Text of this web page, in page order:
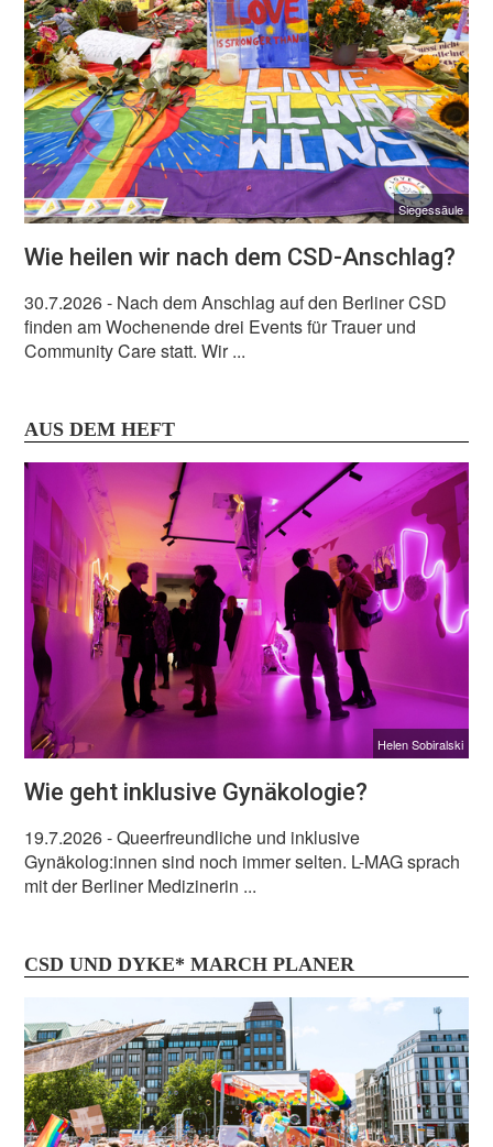
Siegessäule
Wie heilen wir nach dem CSD-Anschlag?
30.7.2026- Nach dem Anschlag auf den Berliner CSD
finden am Wochenende drei Events für Trauer und
Community Care statt. Wir ...
AUS DEM HEFT
Helen Sobiralski
Wie geht inklusive Gynäkologie?
19.7.2026- Queerfreundliche und inklusive
Gynäkolog:innen sind noch immer selten. L-MAG sprach
mit der Berliner Medizinerin ...
CSD UND DYKE* MARCH PLANER